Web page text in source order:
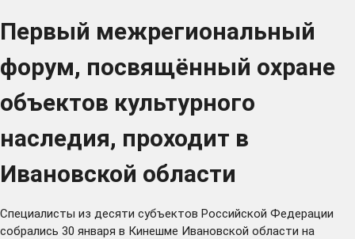
Первый межрегиональный
форум, посвящённый охране
объектов культурного
наследия, проходит в
Ивановской области
Специалисты из десяти субъектов Российской Федерации
собрались 30 января в Кинешме Ивановской области на